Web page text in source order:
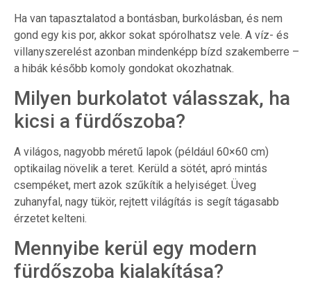
Ha van tapasztalatod a bontásban, burkolásban, és nem
gond egy kis por, akkor sokat spórolhatsz vele. A víz- és
villanyszerelést azonban mindenképp bízd szakemberre –
a hibák később komoly gondokat okozhatnak.
Milyen burkolatot válasszak, ha
kicsi a fürdőszoba?
A világos, nagyobb méretű lapok (például 60×60 cm)
optikailag növelik a teret. Kerüld a sötét, apró mintás
csempéket, mert azok szűkítik a helyiséget. Üveg
zuhanyfal, nagy tükör, rejtett világítás is segít tágasabb
érzetet kelteni.
Mennyibe kerül egy modern
fürdőszoba kialakítása?